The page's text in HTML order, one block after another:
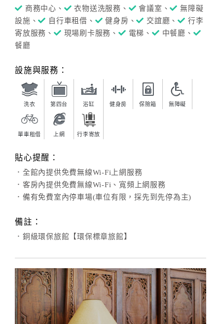
商務中心、 衣物送洗服務、 會議室、
無障礙
設施、
自行車租借、 健身房、 交誼廳、
行李
寄放服務、
現場刷卡服務、 電梯、
中餐廳、
餐廳
設施與服務：
洗衣 第四台 浴缸 健身房 保險箱 無障礙
單車租借 上網 行李寄放
貼心提醒：
．全館內提供免費無線Wi-Fi上網服務
．客房內提供免費無線Wi-Fi、寬頻上網服務
．備有免費室內停車場(車位有限，採先到先停為主)
備註：
．銅級環保旅館【環保標章旅館】